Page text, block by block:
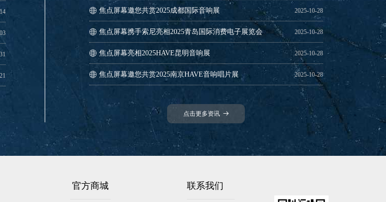
点击更多资讯 뀠
2025-10-28
ꄓ 焦点屏幕邀您共赏2025成都国际音响展
2025-10-28
ꄓ 焦点屏幕携手索尼亮相2025青岛国际消费电子展览会
2025-10-28
ꄓ 焦点屏幕亮相2025HAVE昆明音响展
2025-10-28
ꄓ 焦点屏幕邀您共赏2025南京HAVE音响唱片展
2025-10-28
上海TAS展正在进行时
官方商城 联系我们